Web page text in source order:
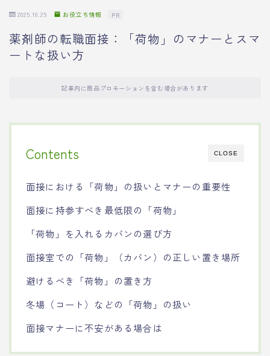
2025.10.25 お役立ち情報 PR
薬剤師の転職面接：「荷物」のマナーとスマ
ートな扱い方
記事内に商品プロモーションを含む場合があります
CLOSE
Contents
面接における「荷物」の扱いとマナーの重要性
面接に持参すべき最低限の「荷物」
「荷物」を入れるカバンの選び方
面接室での「荷物」（カバン）の正しい置き場所
避けるべき「荷物」の置き方
冬場（コート）などの「荷物」の扱い
面接マナーに不安がある場合は